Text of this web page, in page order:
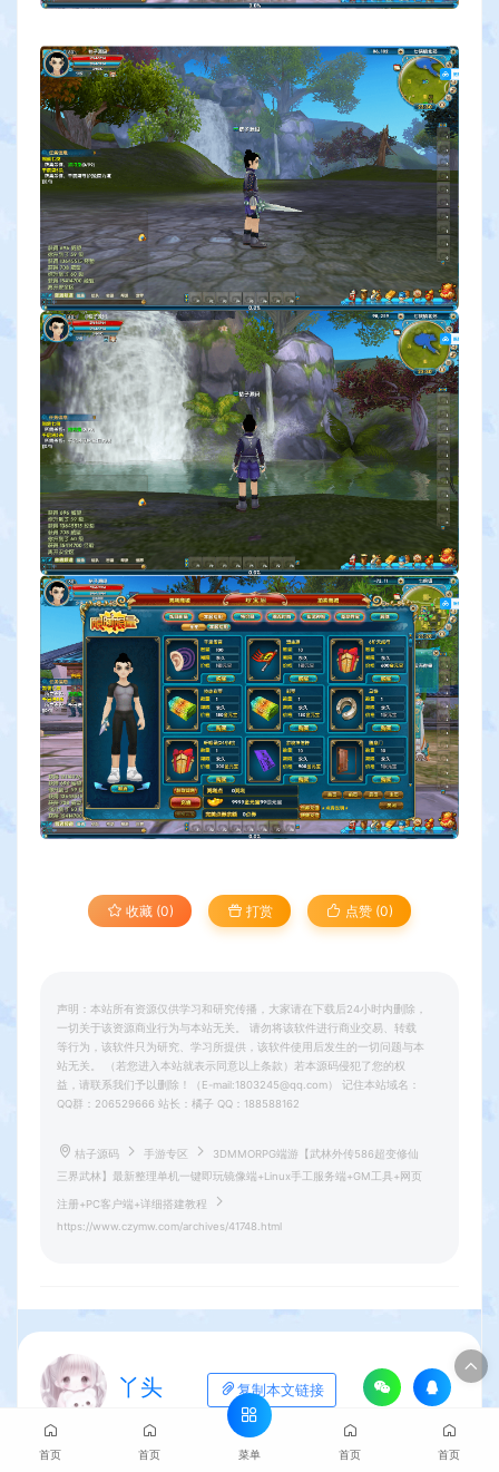
收藏 (0) 打赏 点赞 (0)
声明：本站所有资源仅供学习和研究传播，大家请在下载后24小时内删除，
一切关于该资源商业行为与本站无关。 请勿将该软件进行商业交易、转载
等行为，该软件只为研究、学习所提供，该软件使用后发生的一切问题与本
站无关。 （若您进入本站就表示同意以上条款）若本源码侵犯了您的权
益，请联系我们予以删除！（E-mail:1803245@qq.com） 记住本站域名：
QQ群：206529666 站长：橘子 QQ：188588162
桔子源码 手游专区
3DMMORPG端游【武林外传586超变修仙
三界武林】最新整理单机一键即玩镜像端+Linux手工服务端+GM工具+网页
注册+PC客户端+详细搭建教程
https://www.czymw.com/archives/41748.html
丫头 复制本文链接
首页 首页 菜单 首页 首页